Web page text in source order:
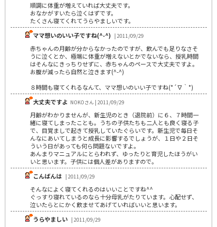
順調に体重が増えていれば大丈夫です。
おなかがすいたら泣くはずです。
たくさん寝てくれてうらやましいです。
ママ想いのいい子ですね(^-^) | 2011/09/29
赤ちゃんの月齢が分からなかったのですが、飲んでも足りなさそ
うに泣くとか、極端に体重が増えないとかでないなら、授乳時間
はそんなにきっちりせずに、赤ちゃんのペースで大丈夫ですよ。
お腹が減ったら自然と泣きます(^-^)
８時間も寝てくれるなんて、ママ想いのいい子ですね(*´∇｀*)
大丈夫ですよ NOKOさん | 2011/09/29
月齢がわかりませんが、新生児のとき（退院前）に６、７時間一
緒に寝てしまったことも。うちの子供たちも二人とも良く寝る子
で、目覚ましで起きて授乳していたぐらいです。新生児で毎日そ
んなにあいてしまうと成長に影響するでしょうが、１日や２日そ
ういう日があっても何ら問題ないですよ。
あんまりマニュアルにとらわれず、ゆったりと育児したほうがい
いと思います。子供には個人差がありますので。
こんばんは | 2011/09/29
そんなによく寝てくれるのはいいことですね^^
ぐっすり寝れているのなら十分母乳がたりています。心配せず、
泣いたらとにかく飲ませてあげていればいいと思います。
うらやましい | 2011/09/29